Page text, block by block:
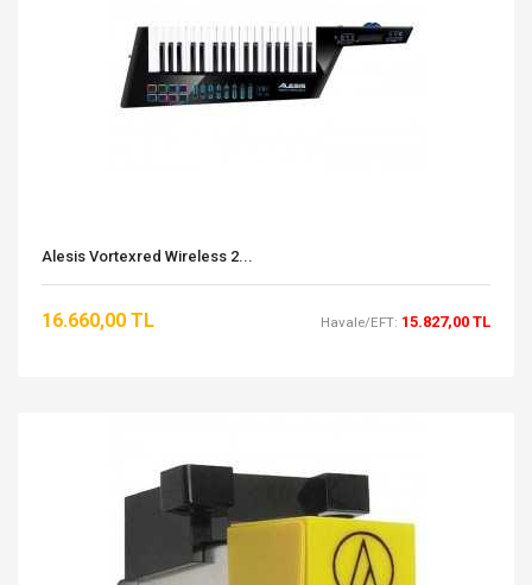
Alesis Vortexred Wireless 2...
16.660,00 TL Havale/EFT: 15.827,00 TL